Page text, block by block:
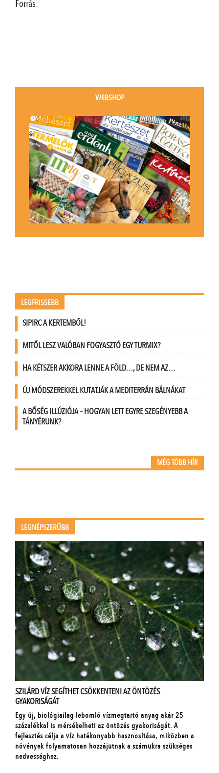
Forrás:
WEBSHOP
LEGFRISSEBB
SIPIRC A KERTEMBŐL!
MITŐL LESZ VALÓBAN FOGYASZTÓ EGY TURMIX?
HA KÉTSZER AKKORA LENNE A FÖLD…, DE NEM AZ…
ÚJ MÓDSZEREKKEL KUTATJÁK A MEDITERRÁN BÁLNÁKAT
A BŐSÉG ILLÚZIÓJA – HOGYAN LETT EGYRE SZEGÉNYEBB A
TÁNYÉRUNK?
MÉG TÖBB HÍR
LEGNÉPSZERŰBB